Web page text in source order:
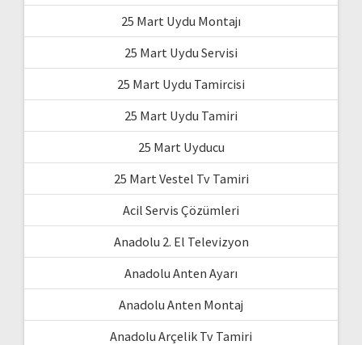
25 Mart Uydu Montajı
25 Mart Uydu Servisi
25 Mart Uydu Tamircisi
25 Mart Uydu Tamiri
25 Mart Uyducu
25 Mart Vestel Tv Tamiri
Acil Servis Çözümleri
Anadolu 2. El Televizyon
Anadolu Anten Ayarı
Anadolu Anten Montaj
Anadolu Arçelik Tv Tamiri